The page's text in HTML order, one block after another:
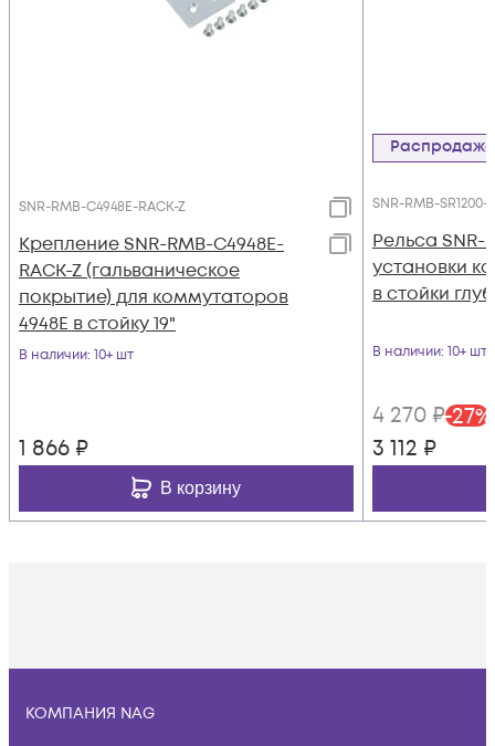
SNR-RMB-C4948E-RACK-Z
Крепление SNR-RMB-C4948E-
RACK-Z (гальваническое
покрытие) для коммутаторов
4948E в стойку 19"
В наличии: 10+ шт
1 866 ₽
В корзину
Распродажа
SNR-RMB-SR1200-Z
Рельса SNR-
установки
в стойки
В наличии: 10+ шт
4 270 ₽-27%
3 112 ₽
КОМПАНИЯ NAG